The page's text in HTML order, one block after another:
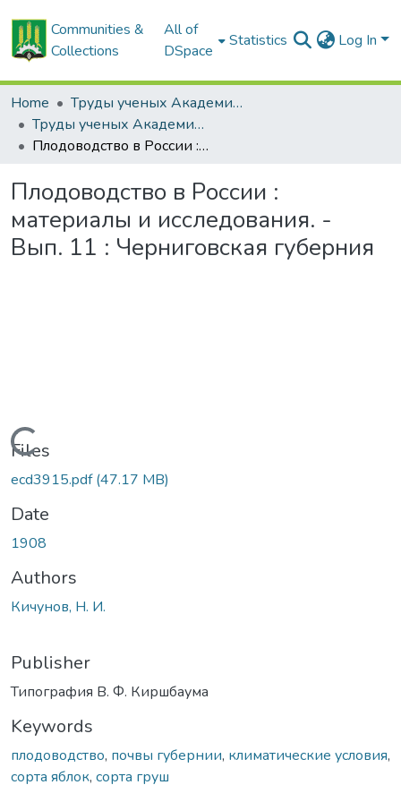
Communities &
Collections
All of
DSpace
Statistics Log In
Home
Труды ученых Академии (1855-1971)
Труды ученых Академии (1855-1971)
Плодоводство в России : материалы и исследования. - Вып. 11 : Черниговская губерния
Плодоводство в России :
материалы и исследования. -
Вып. 11 : Черниговская губерния
Loading...
Files
ecd3915.pdf(47.17 MB)
Date
1908
Authors
Кичунов, Н. И.
Publisher
Типография В. Ф. Киршбаума
Keywords
плодоводство, почвы губернии, климатические условия,
сорта яблок, сорта груш